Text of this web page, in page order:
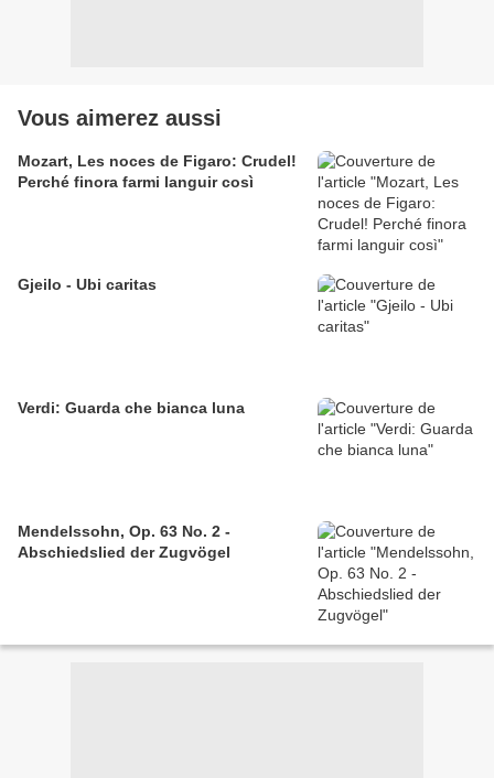
Vous aimerez aussi
Mozart, Les noces de Figaro: Crudel!
Perché finora farmi languir così
Gjeilo - Ubi caritas
Verdi: Guarda che bianca luna
Mendelssohn, Op. 63 No. 2 -
Abschiedslied der Zugvögel